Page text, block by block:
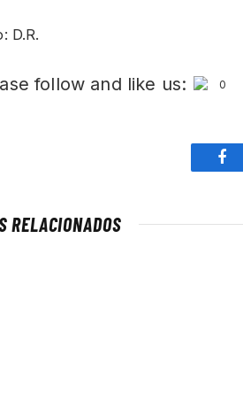
D.R.
follow and like us: 0
RELACIONADOS